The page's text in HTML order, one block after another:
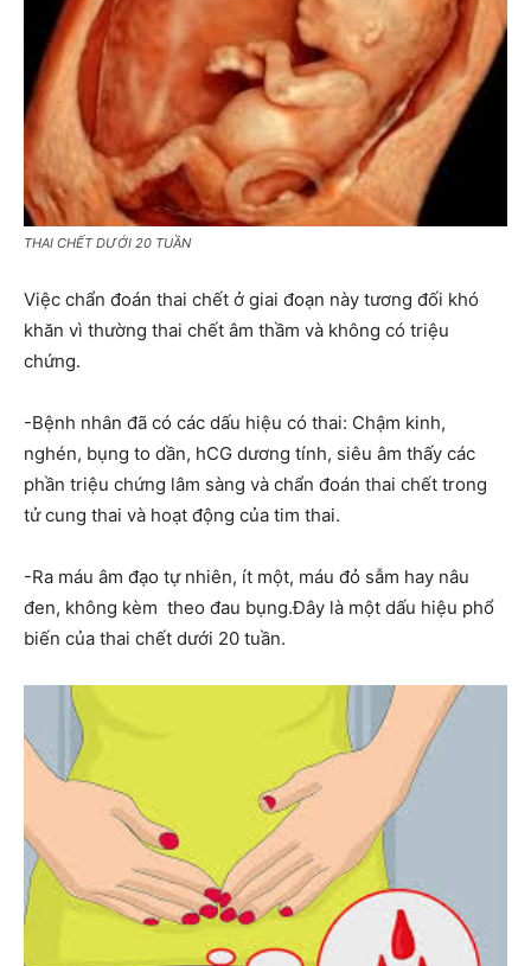
THAI CHẾT DƯỚI 20 TUẦN
Việc chẩn đoán thai chết ở giai đoạn này tương đối khó
khăn vì thường thai chết âm thầm và không có triệu
chứng.
-Bệnh nhân đã có các dấu hiệu có thai: Chậm kinh,
nghén, bụng to dần, hCG dương tính, siêu âm thấy các
phần triệu chứng lâm sàng và chẩn đoán thai chết trong
tử cung thai và hoạt động của tim thai.
-Ra máu âm đạo tự nhiên, ít một, máu đỏ sẫm hay nâu
đen, không kèm theo đau bụng.Đây là một dấu hiệu phổ
biến của thai chết dưới 20 tuần.